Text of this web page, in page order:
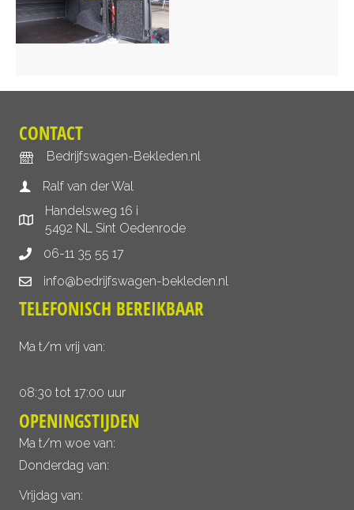
CONTACT
Bedrijfswagen-Bekleden.nl
Ralf van der Wal
Handelsweg 16 i
5492 NL Sint Oedenrode
06-11 35 55 17
info@bedrijfswagen-bekleden.nl
TELEFONISCH BEREIKBAAR
Ma t/m vrij van:
08:30 tot 17:00 uur
OPENINGSTIJDEN
Ma t/m woe van:
Donderdag van:
Vrijdag van: